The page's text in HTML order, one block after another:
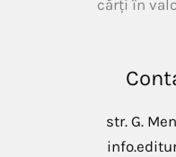
cărți în
str. G.